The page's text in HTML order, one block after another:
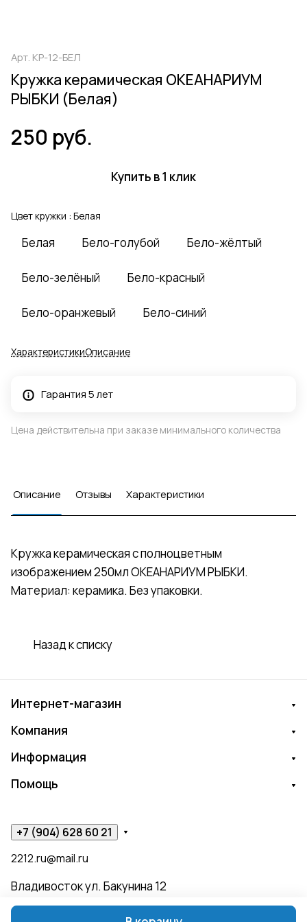
Арт. КР-12-БЕЛ
Кружка керамическая ОКЕАНАРИУМ
РЫБКИ (Белая)
250 руб.
Купить в 1 клик
Цвет кружки : Белая
Белая Бело-голубой Бело-жёлтый
Бело-зелёный Бело-красный
Бело-оранжевый Бело-синий
ХарактеристикиОписание
Гарантия 5 лет
Цена действительна при заказе минимального количества
Описание Отзывы Характеристики
Кружка керамическая с полноцветным
изображением 250мл ОКЕАНАРИУМ РЫБКИ.
Материал: керамика. Без упаковки.
Назад к списку
Интернет-магазин
Компания
Информация
Помощь
+7 (904) 628 60 21
2212.ru@mail.ru
Владивосток ул. Бакунина 12